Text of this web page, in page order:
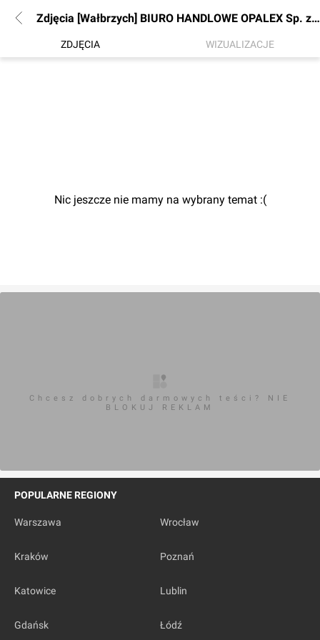
Zdjęcia [Wałbrzych] BIURO HANDLOWE OPALEX Sp. z o.o
ZDJĘCIA WIZUALIZACJE
Nic jeszcze nie mamy na wybrany temat :(
Chcesz dobrych darmowych teści? NIE
BLOKUJ REKLAM
POPULARNE REGIONY
Warszawa Wrocław
Kraków Poznań
Katowice Lublin
Gdańsk Łódź